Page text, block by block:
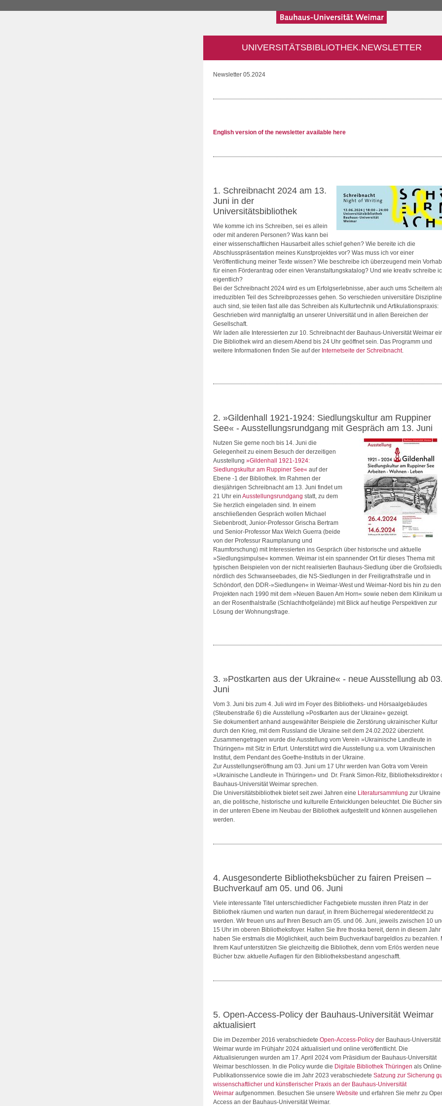
UNIVERSITÄTSBIBLIOTHEK.NEWSLETTER
Newsletter 05.2024
English version of the newsletter available here
1. Schreibnacht 2024 am 13.
Juni in der
Universitätsbibliothek
Wie komme ich ins Schreiben, sei es allein
oder mit anderen Personen? Was kann bei
einer wissenschaftlichen Hausarbeit alles schief gehen? Wie bereite ich die
Abschlusspräsentation meines Kunstprojektes vor? Was muss ich vor einer
Veröffentlichung meiner Texte wissen? Wie beschreibe ich überzeugend mein
für einen Förderantrag oder einen Veranstaltungskatalog? Und wie kreativ schreibe
eigentlich?
Bei der Schreibnacht 2024 wird es um Erfolgserlebnisse, aber auch ums Scheitern
irreduziblen Teil des Schreibprozesses gehen. So verschieden universitäre
auch sind, sie teilen fast alle das Schreiben als Kulturtechnik und Artikulationspraxis:
Geschrieben wird mannigfaltig an unserer Universität und in allen Bereichen der
Gesellschaft.
Wir laden alle Interessierten zur 10. Schreibnacht der Bauhaus-Universität Weimar
Die Bibliothek wird an diesem Abend bis 24 Uhr geöffnet sein. Das Programm und
weitere Informationen finden Sie auf der Internetseite der Schreibnacht.
2. »Gildenhall 1921-1924: Siedlungskultur am Ruppiner
See« - Ausstellungsrundgang mit Gespräch am 13. Juni
Nutzen Sie gerne noch bis 14. Juni die
Gelegenheit zu einem Besuch der derzeitigen
Ausstellung »Gildenhall 1921-1924:
Siedlungskultur am Ruppiner See« auf der
Ebene -1 der Bibliothek. Im Rahmen der
diesjährigen Schreibnacht am 13. Juni findet um
21 Uhr ein Ausstellungsrundgang statt, zu dem
Sie herzlich eingeladen sind. In einem
anschließenden Gespräch wollen Michael
Siebenbrodt, Junior-Professor Grischa Bertram
und Senior-Professor Max Welch Guerra (beide
von der Professur Raumplanung und
Raumforschung) mit Interessierten ins Gespräch über historische und aktuelle
»Siedlungsimpulse« kommen. Weimar ist ein spannender Ort für dieses Thema mit
typischen Beispielen von der nicht realisierten Bauhaus-Siedlung über die
nördlich des Schwanseebades, die NS-Siedlungen in der Freiligrathstraße und in
Schöndorf, den DDR-»Siedlungen« in Weimar-West und Weimar-Nord bis hin zu den
Projekten nach 1990 mit dem »Neuen Bauen Am Horn« sowie neben dem Klinikum
an der Rosenthalstraße (Schlachthofgelände) mit Blick auf heutige Perspektiven zur
Lösung der Wohnungsfrage.
3. »Postkarten aus der Ukraine« - neue Ausstellung ab 03.
Juni
Vom 3. Juni bis zum 4. Juli wird im Foyer des Bibliotheks- und Hörsaalgebäudes
(Steubenstraße 6) die Ausstellung »Postkarten aus der Ukraine« gezeigt.
Sie dokumentiert anhand ausgewählter Beispiele die Zerstörung ukrainischer Kultur
durch den Krieg, mit dem Russland die Ukraine seit dem 24.02.2022 überzieht.
Zusammengetragen wurde die Ausstellung vom Verein »Ukrainische Landleute in
Thüringen» mit Sitz in Erfurt. Unterstützt wird die Ausstellung u.a. vom Ukrainischen
Institut, dem Pendant des Goethe-Instituts in der Ukraine.
Zur Ausstellungseröffnung am 03. Juni um 17 Uhr werden Ivan Gotra vom Verein
»Ukrainische Landleute in Thüringen» und Dr. Frank Simon-Ritz, Bibliotheksdirektor
Bauhaus-Universität Weimar sprechen.
Die Universitätsbibliothek bietet seit zwei Jahren eine Literatursammlung zur Ukraine
an, die politische, historische und kulturelle Entwicklungen beleuchtet. Die Bücher
in der unteren Ebene im Neubau der Bibliothek aufgestellt und können ausgeliehen
werden.
4. Ausgesonderte Bibliotheksbücher zu fairen Preisen –
Buchverkauf am 05. und 06. Juni
Viele interessante Titel unterschiedlicher Fachgebiete mussten ihren Platz in der
Bibliothek räumen und warten nun darauf, in Ihrem Bücherregal wiederentdeckt zu
werden. Wir freuen uns auf Ihren Besuch am 05. und 06. Juni, jeweils zwischen 10
15 Uhr im oberen Bibliotheksfoyer. Halten Sie Ihre thoska bereit, denn in diesem Jahr
haben Sie erstmals die Möglichkeit, auch beim Buchverkauf bargeldlos zu bezahlen.
Ihrem Kauf unterstützen Sie gleichzeitig die Bibliothek, denn vom Erlös werden neue
Bücher bzw. aktuelle Auflagen für den Bibliotheksbestand angeschafft.
5. Open-Access-Policy der Bauhaus-Universität Weimar
aktualisiert
Die im Dezember 2016 verabschiedete Open-Access-Policy der Bauhaus-Universität
Weimar wurde im Frühjahr 2024 aktualisiert und online veröffentlicht. Die
Aktualisierungen wurden am 17. April 2024 vom Präsidium der Bauhaus-Universität
Weimar beschlossen. In die Policy wurde die Digitale Bibliothek Thüringen als
Publikationsservice sowie die im Jahr 2023 verabschiedete Satzung zur Sicherung
wissenschaftlicher und künstlerischer Praxis an der Bauhaus-Universität
Weimar aufgenommen. Besuchen Sie unsere Website und erfahren Sie mehr zu
Access an der Bauhaus-Universität Weimar.